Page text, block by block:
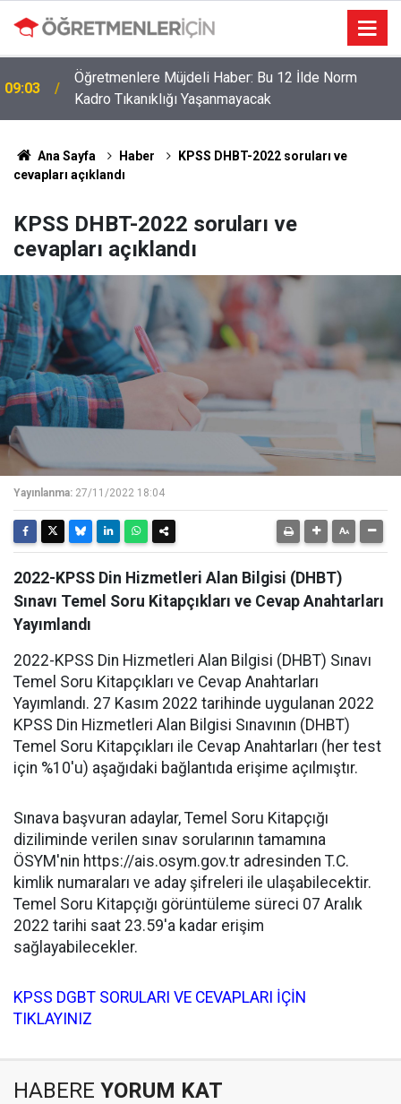
19:02
Öğretmenler İçin Son Saatler! MEB E-Sınav Görev
Başvurularında Süre Doluyor
Ana Sayfa Haber
KPSS DHBT-2022 soruları ve
cevapları açıklandı
KPSS DHBT-2022 soruları ve
cevapları açıklandı
Yayınlanma: 27/11/2022 18:04
2022-KPSS Din Hizmetleri Alan Bilgisi (DHBT)
Sınavı Temel Soru Kitapçıkları ve Cevap Anahtarları
Yayımlandı
2022-KPSS Din Hizmetleri Alan Bilgisi (DHBT) Sınavı
Temel Soru Kitapçıkları ve Cevap Anahtarları
Yayımlandı. 27 Kasım 2022 tarihinde uygulanan 2022
KPSS Din Hizmetleri Alan Bilgisi Sınavının (DHBT)
Temel Soru Kitapçıkları ile Cevap Anahtarları (her test
için %10'u) aşağıdaki bağlantıda erişime açılmıştır.
Sınava başvuran adaylar, Temel Soru Kitapçığı
diziliminde verilen sınav sorularının tamamına
ÖSYM'nin https://ais.osym.gov.tr adresinden T.C.
kimlik numaraları ve aday şifreleri ile ulaşabilecektir.
Temel Soru Kitapçığı görüntüleme süreci 07 Aralık
2022 tarihi saat 23.59'a kadar erişim
sağlayabilecekler.
KPSS DGBT SORULARI VE CEVAPLARI İÇİN
TIKLAYINIZ
HABERE YORUM KAT